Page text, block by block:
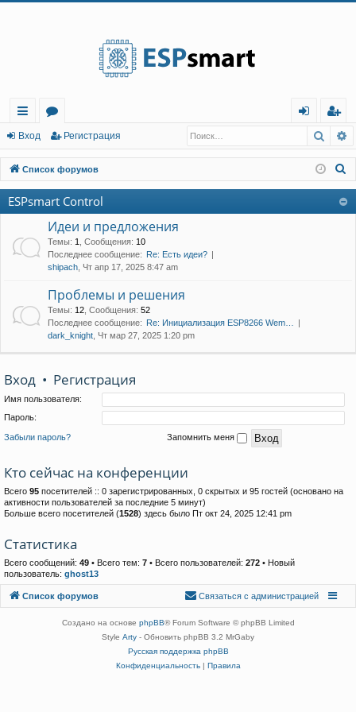
с
ы
лк
и
о
ру
м
ы
д
г
ис
тр
Вход Регистрация
Список форумов
ESPsmart Control
Идеи и предложения
Темы: 1 Сообщения: 10
Последнее сообщение: Re: Есть идеи?
shipach , Чт апр 17, 2025 8:47 am
Проблемы и решения
Темы: 12 Сообщения: 52
Последнее сообщение: Re: Инициализация ESP8266 Wem…
dark_knight , Чт мар 27, 2025 1:20 pm
Вход • Регистрация
Имя пользователя:
Пароль:
Забыли пароль? Запомнить меня
Кто сейчас на конференции
Всего 95 посетителей :: 0 зарегистрированных, 0 скрытых и 95 гостей (основано на
активности пользователей за последние 5 минут)
Больше всего посетителей (1528) здесь было Пт окт 24, 2025 12:41 pm
Статистика
Всего сообщений: 49 • Всего тем: 7 • Всего пользователей: 272 • Новый
пользователь: ghost13
Список форумов
Связаться с
Связаться с администрацией
Создано на основе phpBB® Forum Software © phpBB Limited
Style Arty - Обновить phpBB 3.2 MrGaby
Русская поддержка phpBB
Конфиденциальность| Правила